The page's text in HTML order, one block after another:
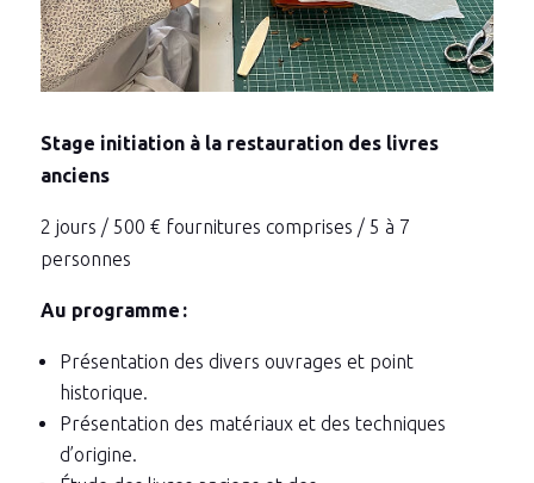
Stage initiation à la restauration des livres
anciens
2 jours / 500 € fournitures comprises / 5 à 7
personnes
Au programme :
Présentation des divers ouvrages et point
historique.
Présentation des matériaux et des techniques
d’origine.